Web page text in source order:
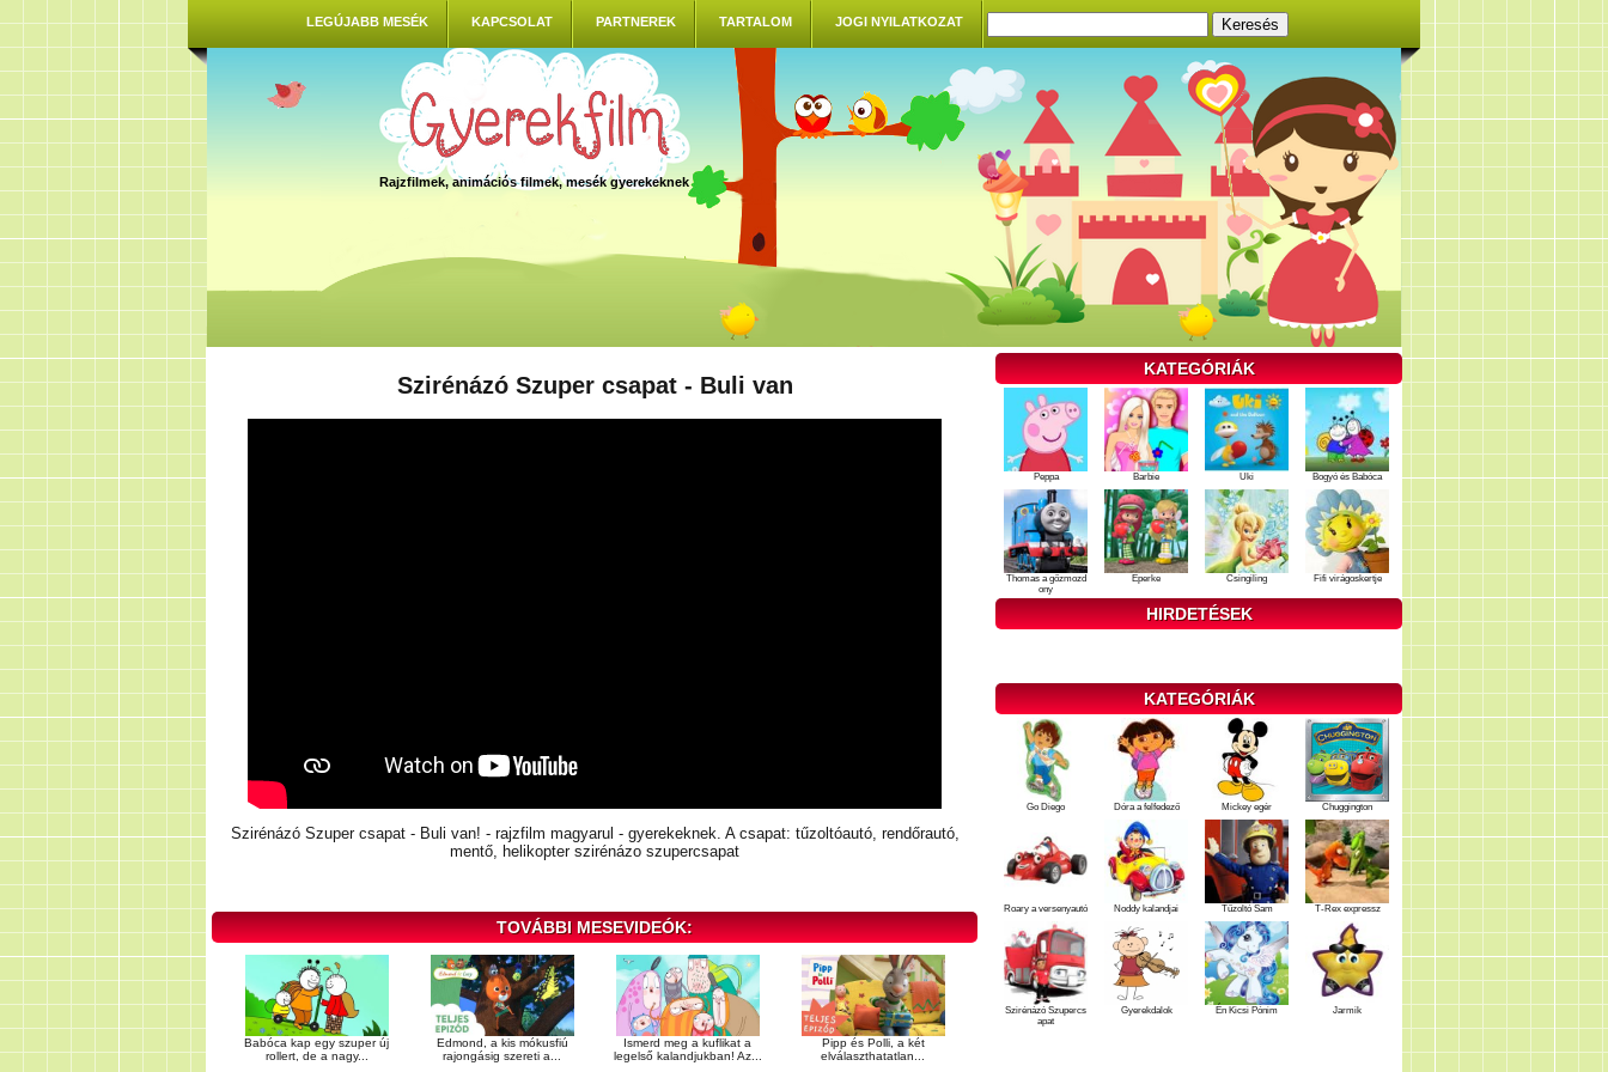
LEGÚJABB MESÉK KAPCSOLAT PARTNEREK TARTALOM JOGI NYILATKOZAT
Rajzfilmek, animációs filmek, mesék gyerekeknek
Szirénázó Szuper csapat - Buli van
Szirénázó Szuper csapat - Buli van! - rajzfilm magyarul - gyerekeknek. A csapat: tűzoltóautó, rendőrautó,
mentő, helikopter szirénázo szupercsapat
TOVÁBBI MESEVIDEÓK:
Babóca kap egy szuper új
rollert, de a nagy...
Edmond, a kis mókusfiú
rajongásig szereti a...
Ismerd meg a kuflikat a
legelső kalandjukban! Az...
Pipp és Polli, a két
elválaszthatatlan...
KATEGÓRIÁK
Peppa Barbie Uki Bogyó és Babóca
Thomas a gőzmozd
ony
Eperke Csingiling Fifi virágoskertje
HIRDETÉSEK
KATEGÓRIÁK
Go Diego Dóra a felfedező Mickey egér Chuggington
Roary a versenyautó Noddy kalandjai Tűzoltó Sam T-Rex expressz
Szirénázó Szupercs
apat
Gyerekdalok Én Kicsi Pónim Jarmik